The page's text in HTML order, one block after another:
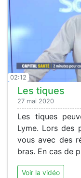
02:12
Les tiques
27 mai 2020
Les tiques
Lyme. Lors des
vous avec des
bras. En cas de
Voir la vidéo